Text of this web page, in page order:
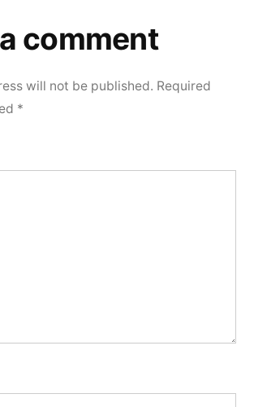
will not be published. Required
*
comment